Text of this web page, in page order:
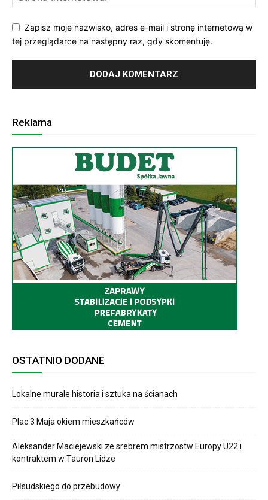
Zapisz moje nazwisko, adres e-mail i stronę internetową w
tej przeglądarce na następny raz, gdy skomentuję.
Reklama
OSTATNIO DODANE
Lokalne murale historia i sztuka na ścianach
Plac 3 Maja okiem mieszkańców
Aleksander Maciejewski ze srebrem mistrzostw Europy U22 i
kontraktem w Tauron Lidze
Piłsudskiego do przebudowy